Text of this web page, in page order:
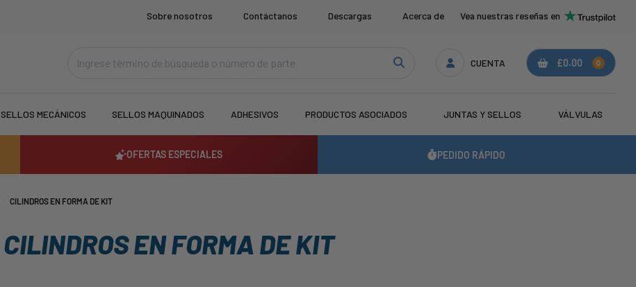
Sobre nosotros Contáctanos Descargas Acerca de Vea nuestras reseñas en
CUENTA £0.00 0
SELLOS MECÁNICOS SELLOS MAQUINADOS ADHESIVOS PRODUCTOS ASOCIADOS JUNTAS Y SELLOS VÁLVULAS
OFERTAS ESPECIALES PEDIDO RÁPIDO
CILINDROS EN FORMA DE KIT
CILINDROS EN FORMA DE KIT